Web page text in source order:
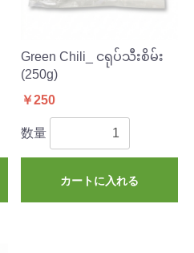
Green Chili_ ငရုပ်သီးစိမ်း
(250g)
￥250
数量
カートに入れる